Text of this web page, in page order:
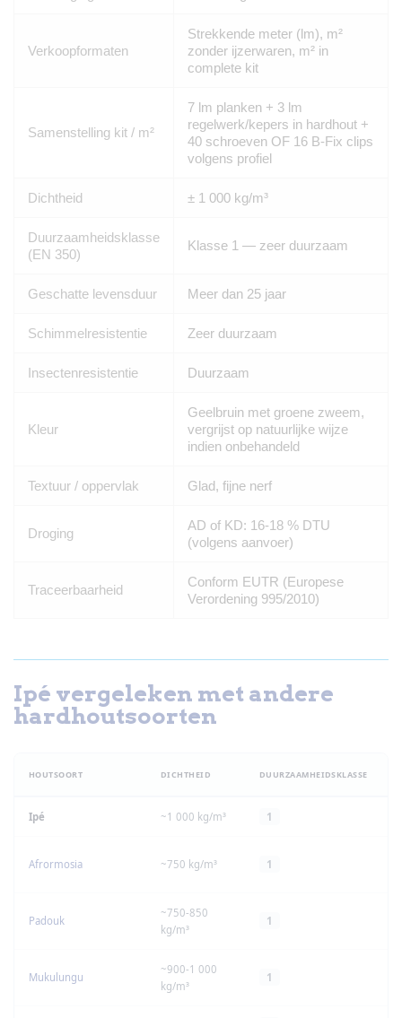
Verkoopformaten
Strekkende meter (lm), m²
zonder ijzerwaren, m² in
complete kit
Samenstelling kit / m²
7 lm planken + 3 lm
regelwerk/kepers in hardhout +
40 schroeven OF 16 B-Fix clips
volgens profiel
Dichtheid ± 1 000 kg/m³
Duurzaamheidsklasse
(EN 350)
Klasse 1 — zeer duurzaam
Geschatte levensduur Meer dan 25 jaar
Schimmelresistentie Zeer duurzaam
Insectenresistentie Duurzaam
Kleur
Geelbruin met groene zweem,
vergrijst op natuurlijke wijze
indien onbehandeld
Textuur / oppervlak Glad, fijne nerf
Droging
AD of KD: 16-18 % DTU
(volgens aanvoer)
Traceerbaarheid
Conform EUTR (Europese
Verordening 995/2010)
Ipé vergeleken met andere
hardhoutsoorten
HOUTSOORT DICHTHEID DUURZAAMHEIDSKLASSE
Ipé ~1 000 kg/m³ 1
Afrormosia ~750 kg/m³ 1
Padouk
~750-850
kg/m³
1
Mukulungu
~900-1 000
kg/m³
1